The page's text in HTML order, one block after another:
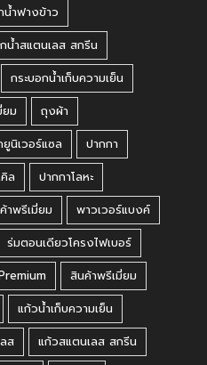
น้ำฟางข้าว
น้ำสแตนเลส สกรีน
กระบอกน้ำเก็บความเย็น
ม
ถุงผ้า
นิเวอร์แซล
ปากกา
ล
ปากกาโลหะ
าพรีเมี่ยม
พาวเวอร์แบงค์
ร่มตอนเดียวโครงไฟเบอร์
สินค้าพรีเมี่ยม
แก้วน้ำเก็บความเย็น
ส
แก้วสแตนเลส สกรีน